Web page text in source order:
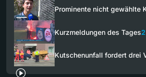
Prominente nicht gewählte
Kurzmeldungen des Tages
Kutschenunfall fordert drei